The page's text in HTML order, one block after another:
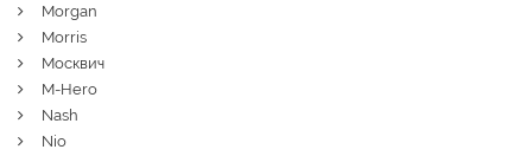
Morgan
Morris
Москвич
M-Hero
Nash
Nio